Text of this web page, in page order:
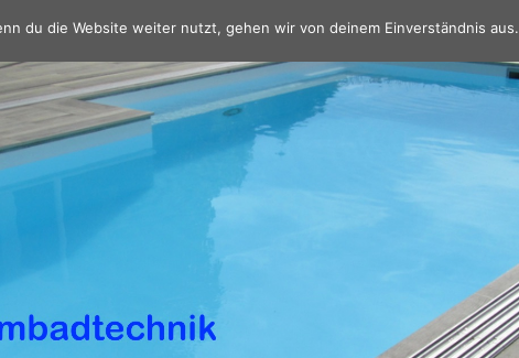
du die Website weiter nutzt, gehen wir von deinem Einverständnis aus.